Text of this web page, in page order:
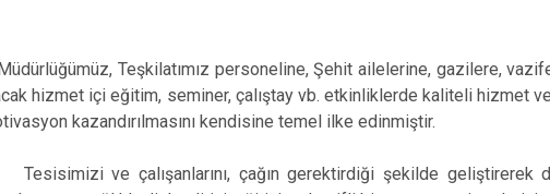
Teşkilatımız personeline, Şehit ailelerine, gazilere,
hizmet içi eğitim, seminer, çalıştay vb. etkinliklerde kaliteli hizmet
kazandırılmasını kendisine temel ilke edinmiştir.
ve çalışanlarını, çağın gerektirdiği şekilde geliştirerek